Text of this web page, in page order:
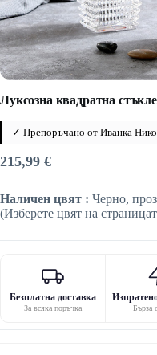
Луксозна квадратна
✓ Препоръчано от Иванка
215,99 €
Наличен цвят : Черно,
(Изберете цвят на
Безплатна доставка
За всяка поръчка Бърза